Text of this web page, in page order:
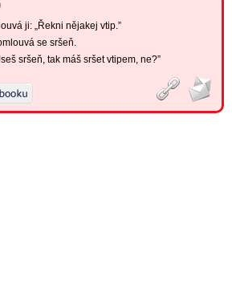
ji: „Řekni nějakej vtip.”
se sršeň.
sršeň, tak máš sršet vtipem, ne?”